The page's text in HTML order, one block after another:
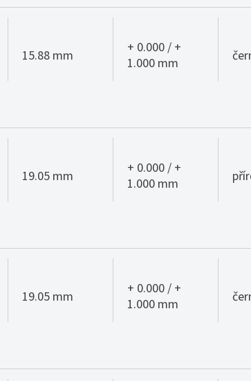
15.88 mm
+ 0.000 / +
1.000 mm
19.05 mm
+ 0.000 / +
1.000 mm
19.05 mm
+ 0.000 / +
1.000 mm